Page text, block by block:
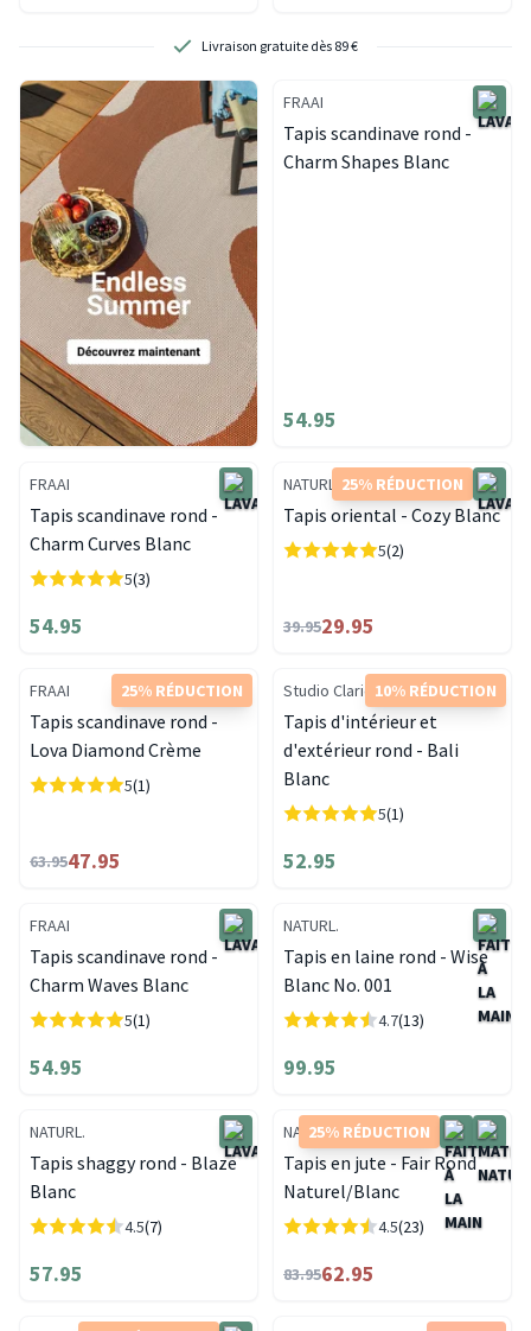
Retours gratuits. Sans tracas, c’est pour nous.
FRAAI
Tapis scandinave rond -
Charm Shapes Blanc
54.95
FRAAI
Tapis scandinave rond -
Charm Curves Blanc
5(3)
54.95
25% RÉDUCTION
NATURL.
Tapis oriental - Cozy Blanc
5(2)
39.9529.95
25% RÉDUCTION
FRAAI
Tapis scandinave rond -
Lova Diamond Crème
5(1)
63.9547.95
10% RÉDUCTION
Studio Clarice
Tapis d'intérieur et
d'extérieur rond - Bali
Blanc
5(1)
52.95
FRAAI
Tapis scandinave rond -
Charm Waves Blanc
5(1)
54.95
NATURL.
Tapis en laine rond - Wise
Blanc No. 001
4.7(13)
99.95
NATURL.
Tapis shaggy rond - Blaze
Blanc
4.5(7)
57.95
25% RÉDUCTION
NATURL.
Tapis en jute - Fair Rond
Naturel/Blanc
4.5(23)
83.9562.95